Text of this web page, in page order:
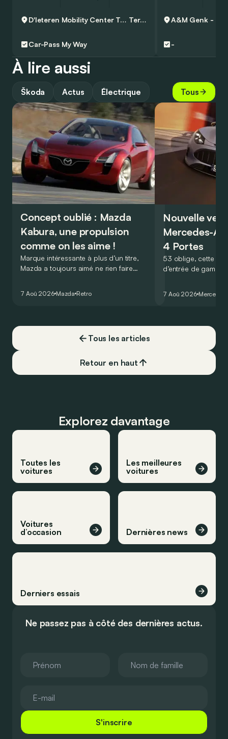
D'Ieteren Mobility Center Ternat Ternat
Car-Pass My Way
A&M Genk -
-
À lire aussi
Škoda Actus Électrique Tous
Concept oublié : Mazda
Kabura, une propulsion
comme on les aime !
Marque intéressante à plus d’un titre,
Mazda a toujours aimé ne rien faire
de la plus belle des manières…
7 Aoû 2026 Mazda Retro
Nouvelle
Mercedes-
4 Portes
53 oblige, cette
d’entrée de
moins…
7 Aoû 2026 Mercedes
Tous les articles
Retour en haut
Explorez davantage
Toutes les
voitures
Les meilleures
voitures
Voitures
d’occasion
Dernières news
Derniers essais
Ne passez pas à côté des dernières actus.
S'inscrire